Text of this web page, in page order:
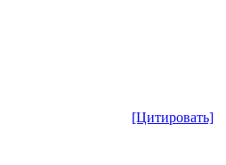
[Цитировать]